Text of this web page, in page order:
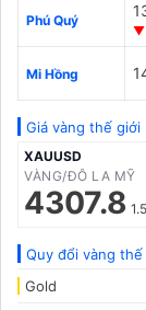
Phú Quý
Mi Hồng
Giá vàng thế giới
XAUUSD
VÀNG/ĐÔ LA MỸ
4307.8
Quy đổi vàng thế
Gold